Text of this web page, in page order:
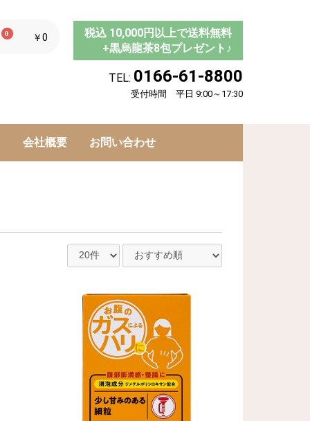
0 ￥0
税込 10,000円以上で送料無料
+黒烏龍茶8包プレゼント♪
TEL: 0166-61-8800
受付時間 平日 9:00～17:30
会社概要 お問い合わせ